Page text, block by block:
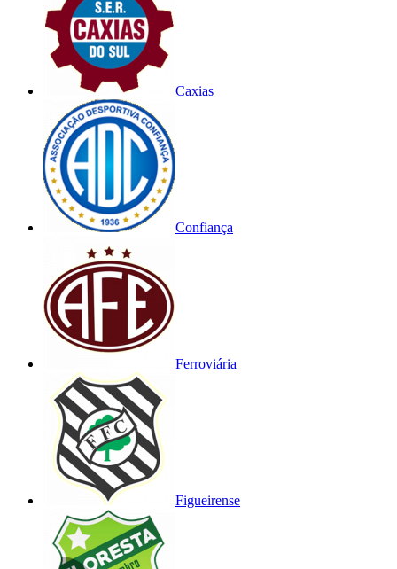
Caxias
Confiança
Ferroviária
Figueirense